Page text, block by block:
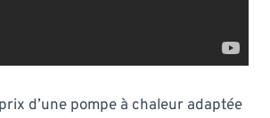
d’une pompe à chaleur adaptée